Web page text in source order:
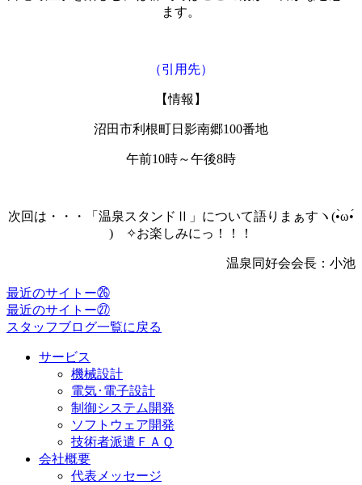
ます。
（引用先）
【情報】
沼田市利根町日影南郷100番地
午前10時～午後8時
次回は・・・「温泉スタンドⅡ」について語りまぁすヽ(•̀ω•́
)ゝ✧お楽しみにっ！！！
温泉同好会会長：小池
最近のサイトー㉖
最近のサイトー㉗
スタッフブログ一覧に戻る
サービス
機械設計
電気･電子設計
制御システム開発
ソフトウェア開発
技術者派遣ＦＡＱ
会社概要
代表メッセージ